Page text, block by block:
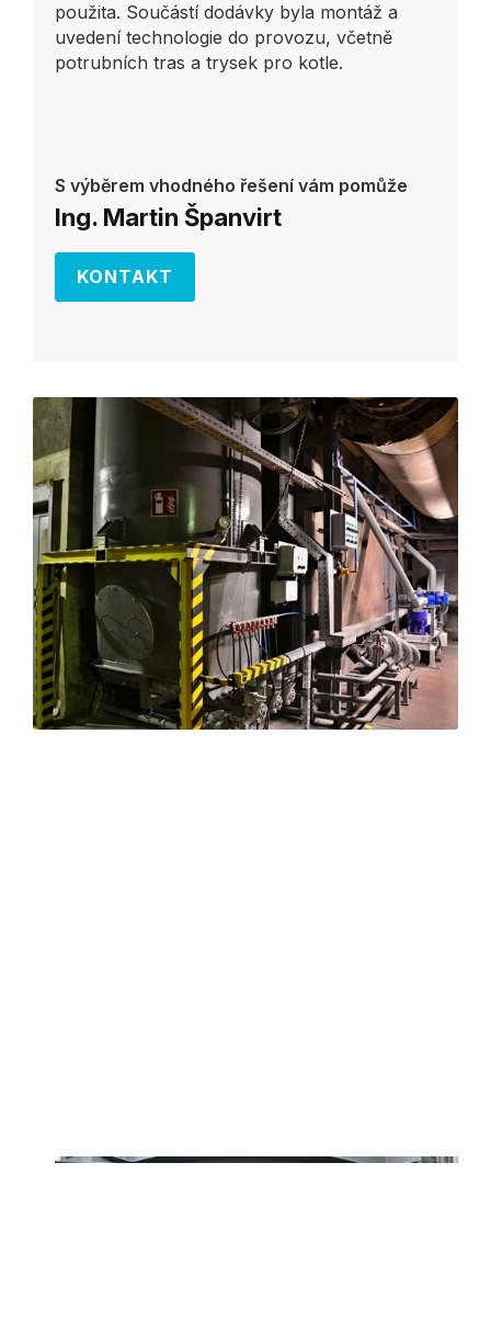
použita. Součástí dodávky byla montáž a
uvedení technologie do provozu, včetně
potrubních tras a trysek pro kotle.
S výběrem vhodného řešení vám pomůže
Ing. Martin Španvirt
KONTAKT